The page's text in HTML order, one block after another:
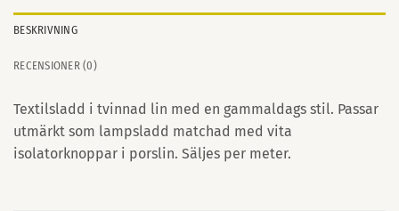
BESKRIVNING
RECENSIONER (0)
Textilsladd i tvinnad lin med en gammaldags stil. Passar
utmärkt som lampsladd matchad med vita
isolatorknoppar i porslin. Säljes per meter.